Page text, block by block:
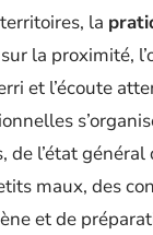
la
la proximité,
et l’écoute
l’état général
maux, des
et de